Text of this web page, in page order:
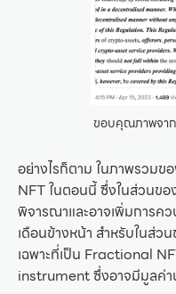
ขอบคุณภาพจา
อย่างไรก็ตาม ในภาพรวม
NFT ในตอนนี้ ซึ่งในส่วนข
พิจารณาและอาจเพิ่มการค
เดือนข้างหน้า สำหรับในส่
เฉพาะที่เป็น Fractional
instrument ซึ่งอาจมีมูลค่